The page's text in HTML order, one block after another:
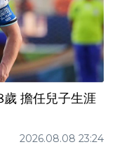
擔任兒子生涯
2026.08.08 23:24